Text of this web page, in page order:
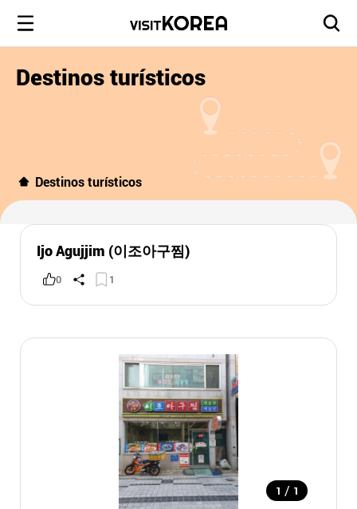
Destinos turísticos
Destinos turísticos
Ijo Agujjim (이조아구찜)
0 1
1 / 1